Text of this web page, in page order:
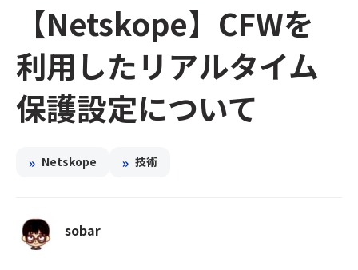
【Netskope】CFWを
利用したリアルタイム
保護設定について
» Netskope » 技術
sobar